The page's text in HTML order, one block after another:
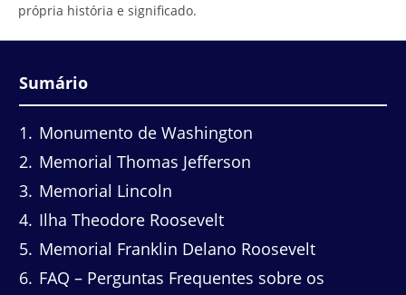
própria história e significado.
Sumário
1
Monumento de Washington
2 Memorial Thomas Jefferson
3 Memorial Lincoln
4 Ilha Theodore Roosevelt
5 Memorial Franklin Delano Roosevelt
6 FAQ – Perguntas Frequentes sobre os